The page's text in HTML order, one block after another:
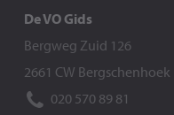
De VO Gids
Bergweg Zuid 126
2661 CW Bergschenhoek
020 570 89 81